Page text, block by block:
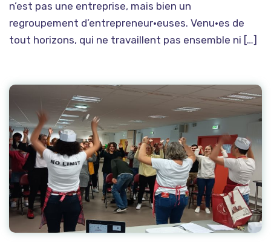
n’est pas une entreprise, mais bien un
regroupement d’entrepreneur•euses. Venu•es de
tout horizons, qui ne travaillent pas ensemble ni […]